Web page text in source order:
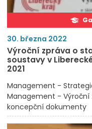
30. března 2022
Výroční zpráva o
soustavy v
2021
Management -
Management - Výroční
koncepční dokumenty